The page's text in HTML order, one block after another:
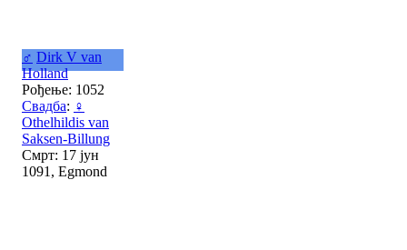
♂ Dirk V van
Holland
Рођење: 1052
Свадба: ♀
Othelhildis van
Saksen-Billung
Смрт: 17 јун
1091, Egmond